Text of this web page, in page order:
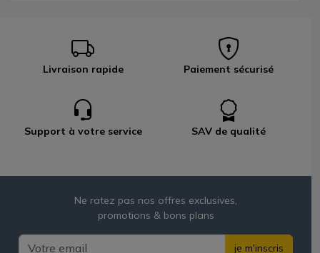
Livraison rapide Paiement sécurisé
Support à votre service SAV de qualité
Ne ratez pas nos offres exclusives,
promotions & bons plans
je m'inscris